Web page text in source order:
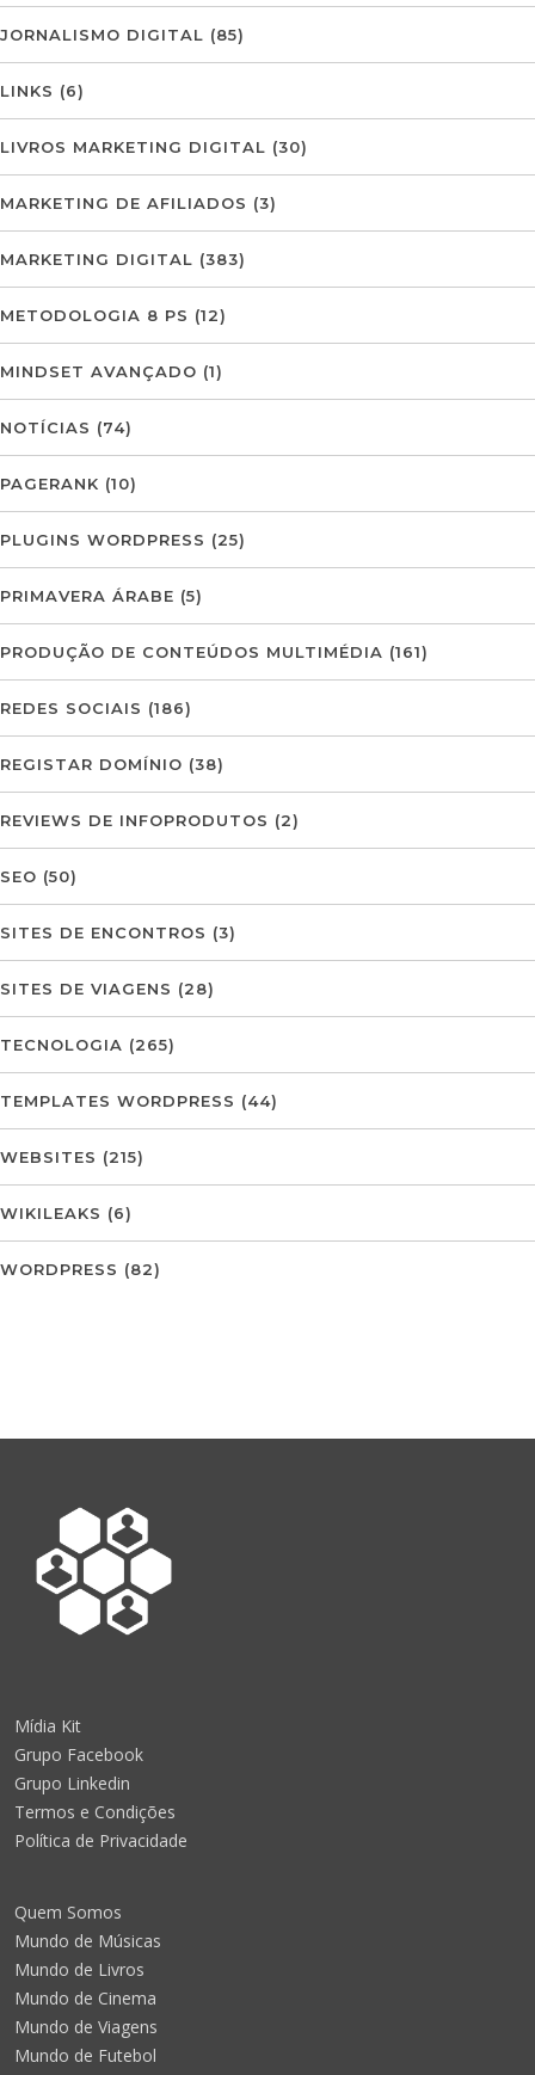
JORNALISMO DIGITAL (85)
LINKS (6)
LIVROS MARKETING DIGITAL (30)
MARKETING DE AFILIADOS (3)
MARKETING DIGITAL (383)
METODOLOGIA 8 PS (12)
MINDSET AVANÇADO (1)
NOTÍCIAS (74)
PAGERANK (10)
PLUGINS WORDPRESS (25)
PRIMAVERA ÁRABE (5)
PRODUÇÃO DE CONTEÚDOS MULTIMÉDIA (161)
REDES SOCIAIS (186)
REGISTAR DOMÍNIO (38)
REVIEWS DE INFOPRODUTOS (2)
SEO (50)
SITES DE ENCONTROS (3)
SITES DE VIAGENS (28)
TECNOLOGIA (265)
TEMPLATES WORDPRESS (44)
WEBSITES (215)
WIKILEAKS (6)
WORDPRESS (82)
Mídia Kit
Grupo Facebook
Grupo Linkedin
Termos e Condições
Política de Privacidade
Quem Somos
Mundo de Músicas
Mundo de Livros
Mundo de Cinema
Mundo de Viagens
Mundo de Futebol